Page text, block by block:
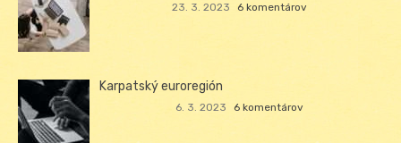
23. 3. 2023 6 komentárov
Karpatský euroregión
6. 3. 2023 6 komentárov